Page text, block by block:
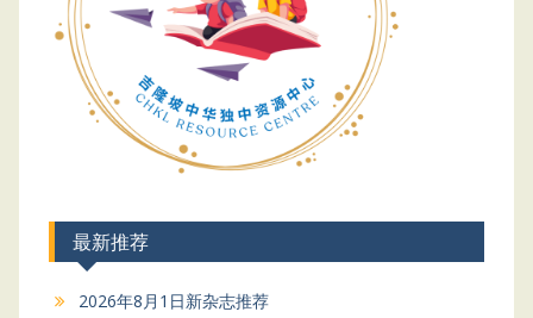
最新推荐
2026年8月1日新杂志推荐